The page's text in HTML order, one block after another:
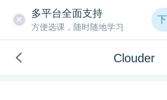
多平台全面支持
方便选课，随时随地学习
Clouder